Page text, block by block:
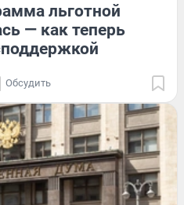
льготной
— как теперь
Обсудить